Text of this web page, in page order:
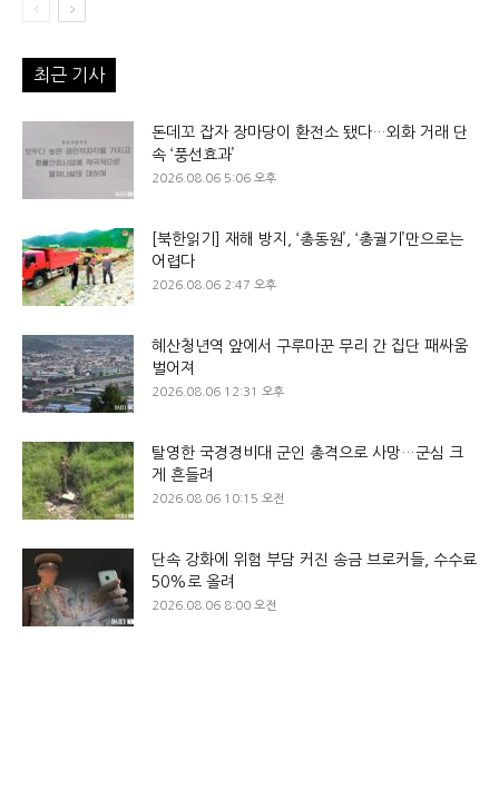
최근 기사
돈데꼬 잡자 장마당이 환전소 됐다…외화 거래 단
속 ‘풍선효과’
2026.08.06 5:06 오후
[북한읽기] 재해 방지, ‘총동원’, ‘총궐기’만으로는
어렵다
2026.08.06 2:47 오후
혜산청년역 앞에서 구루마꾼 무리 간 집단 패싸움
벌어져
2026.08.06 12:31 오후
탈영한 국경경비대 군인 총격으로 사망…군심 크
게 흔들려
2026.08.06 10:15 오전
단속 강화에 위험 부담 커진 송금 브로커들, 수수료
50%로 올려
2026.08.06 8:00 오전